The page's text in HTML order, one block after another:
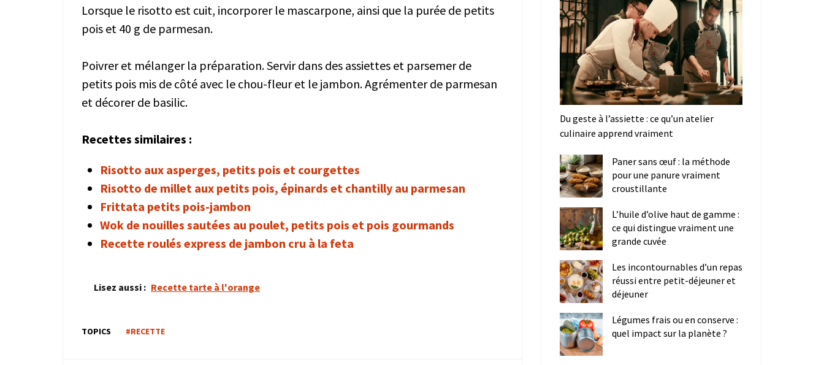
Lorsque le risotto est cuit, incorporer le mascarpone, ainsi que la purée de petits
pois et 40 g de parmesan.
Poivrer et mélanger la préparation. Servir dans des assiettes et parsemer de
petits pois mis de côté avec le chou-fleur et le jambon. Agrémenter de parmesan
et décorer de basilic.
Recettes similaires :
Risotto aux asperges, petits pois et courgettes
Risotto de millet aux petits pois, épinards et chantilly au parmesan
Frittata petits pois-jambon
Wok de nouilles sautées au poulet, petits pois et pois gourmands
Recette roulés express de jambon cru à la feta
Lisez aussi : Recette tarte à l'orange
TOPICS #RECETTE
Du geste à l’assiette : ce qu’un atelier
culinaire apprend vraiment
Paner sans œuf : la méthode
pour une panure vraiment
croustillante
L’huile d’olive haut de gamme :
ce qui distingue vraiment une
grande cuvée
Les incontournables d’un repas
réussi entre petit-déjeuner et
déjeuner
Légumes frais ou en conserve :
quel impact sur la planète ?